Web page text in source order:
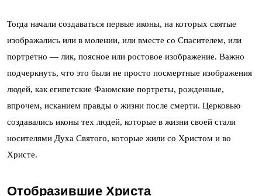
Тогда начали создаваться первые иконы, на которых святые
изображались или в молении, или вместе со Спасителем, или
портретно — лик, поясное или ростовое изображение. Важно
подчеркнуть, что это были не просто посмертные изображения
людей, как египетские Фаюмские портреты, рожденные,
впрочем, исканием правды о жизни после смерти. Церковью
создавались иконы тех людей, которые в жизни своей стали
носителями Духа Святого, которые жили со Христом и во
Христе.
Отобразившие Христа